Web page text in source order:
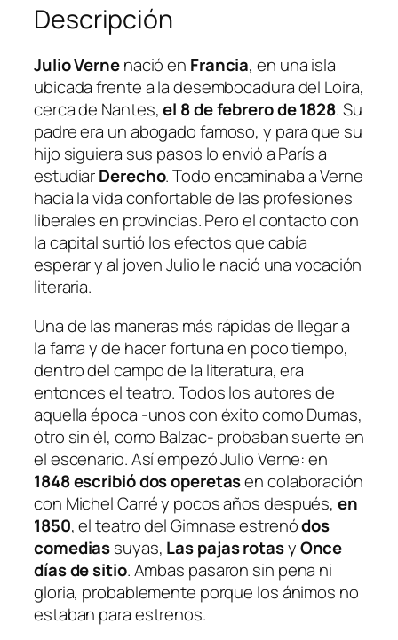
r
:
$
5
.
$
.
r
a
a
l
a
L
u
n
a
c
a
n
t
d
a
d
Descripción
Julio Vernenació en Francia, en una isla
ubicada frente a la desembocadura del Loira,
cerca de Nantes,el 8 de febrero de 1828. Su
padre era un abogado famoso, y para que su
hijo siguiera sus pasos lo envió a París a
estudiarDerecho. Todo encaminaba a Verne
hacia la vida confortable de las profesiones
liberales en provincias. Pero el contacto con
la capital surtió los efectos que cabía
esperar y al joven Julio le nació una vocación
literaria.
Una de las maneras más rápidas de llegar a
la fama y de hacer fortuna en poco tiempo,
dentro del campo de la literatura, era
entonces el teatro. Todos los autores de
aquella época -unos con éxito como Dumas,
otro sin él, como Balzac- probaban suerte en
el escenario. Así empezó Julio Verne: en
1848 escribió dos operetasen colaboración
con Michel Carré y pocos años después,en
1850, el teatro del Gimnase estrenódos
comediassuyas, Las pajas rotasyOnce
días de sitio. Ambas pasaron sin pena ni
gloria, probablemente porque los ánimos no
estaban para estrenos.